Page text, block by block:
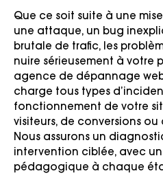
Que ce soit suite à une
une attaque, un bug
brutale de trafic, les
nuire sérieusement à votre
agence de dépannage
charge tous types
fonctionnement de votre
visiteurs, de conversions ou
Nous assurons un
intervention ciblée, avec
pédagogique à chaque